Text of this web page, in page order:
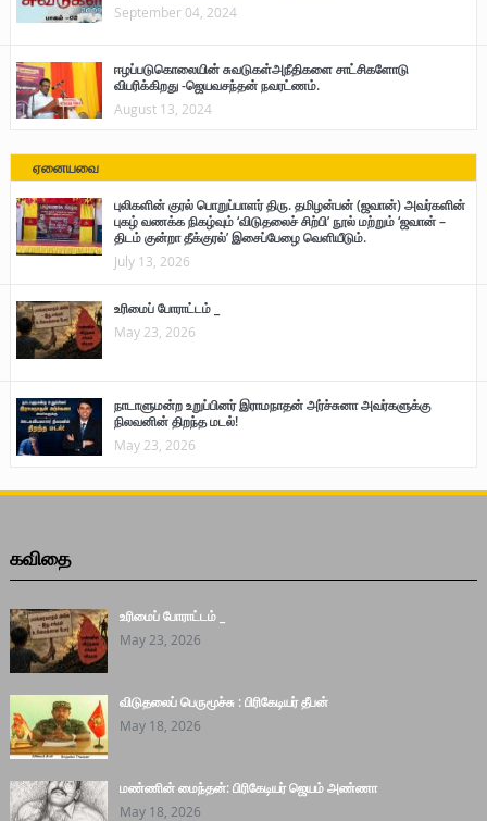
September 04, 2024
ஈழப்படுகொலையின் சுவடுகள்அநீதிகளை சாட்சிகளோடு
விபரிக்கிறது -ஜெயவசந்தன் நவரட்ணம்.
August 13, 2024
ஏனையவை
புலிகளின் குரல் பொறுப்பாளர் திரு. தமிழன்பன் (ஜவான்) அவர்களின்
புகழ் வணக்க நிகழ்வும் ‘விடுதலைச் சிற்பி’ நூல் மற்றும் ‘ஜவான் –
திடம் குன்றா தீக்குரல்’ இசைப்பேழை வெளியீடும்.
July 13, 2026
உரிமைப் போராட்டம் _
May 23, 2026
நாடாளுமன்ற உறுப்பினர் இராமநாதன் அர்ச்சுனா அவர்களுக்கு
நிலவனின் திறந்த மடல்!
May 23, 2026
கவிதை
உரிமைப் போராட்டம் _
May 23, 2026
விடுதலைப் பெருமூச்சு : பிரிகேடியர் தீபன்
May 18, 2026
மண்ணின் மைந்தன்: பிரிகேடியர் ஜெயம் அண்ணா
May 18, 2026